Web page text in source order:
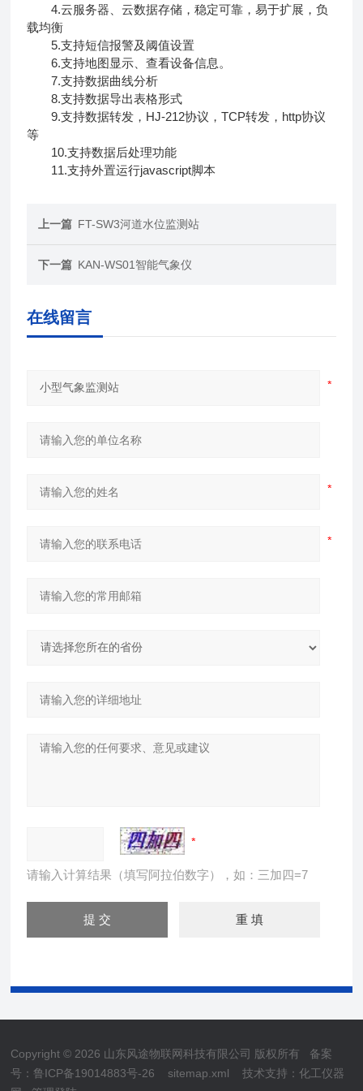
4.云服务器、云数据存储，稳定可靠，易于扩展，负
载均衡
5.支持短信报警及阈值设置
6.支持地图显示、查看设备信息。
7.支持数据曲线分析
8.支持数据导出表格形式
9.支持数据转发，HJ-212协议，TCP转发，http协议
等
10.支持数据后处理功能
11.支持外置运行javascript脚本
上一篇 FT-SW3河道水位监测站
下一篇 KAN-WS01智能气象仪
在线留言
请输入计算结果（填写阿拉伯数字），如：三加四=7
Copyright © 2026 山东风途物联网科技有限公司 版权所有 备案
号：鲁ICP备19014883号-26
sitemap.xml 技术支持：化工仪器